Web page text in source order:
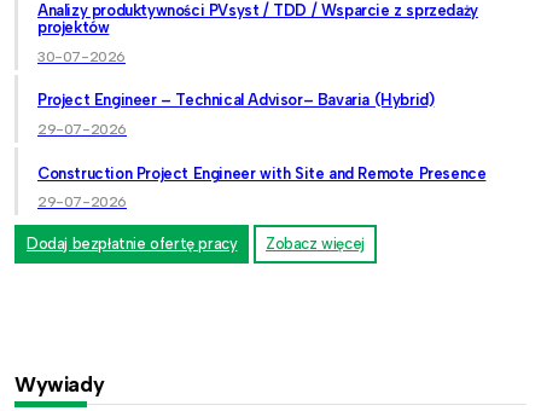
Analizy produktywności PVsyst / TDD / Wsparcie z sprzedaży
projektów
30-07-2026
Project Engineer – Technical Advisor– Bavaria (Hybrid)
29-07-2026
Construction Project Engineer with Site and Remote Presence
29-07-2026
Dodaj bezpłatnie ofertę pracy Zobacz więcej
Wywiady